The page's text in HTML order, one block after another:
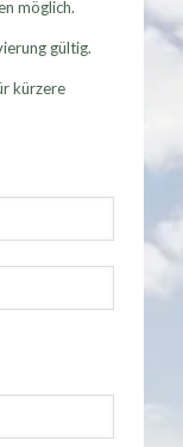
möglich.
gültig.
kürzere